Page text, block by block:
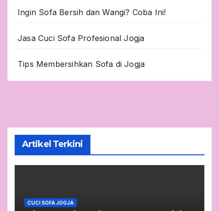
Ingin Sofa Bersih dan Wangi? Coba Ini!
Jasa Cuci Sofa Profesional Jogja
Tips Membersihkan Sofa di Jogja
Artikel Terkini
CUCI SOFA JOGJA